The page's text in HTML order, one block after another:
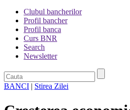
Clubul bancherilor
Profil bancher
Profil banca
Curs BNR
Search
Newsletter
BANCI | Stirea Zilei